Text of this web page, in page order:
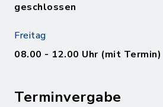
geschlossen
Freitag
08.00 - 12.00 Uhr (mit Termin)
Terminvergabe